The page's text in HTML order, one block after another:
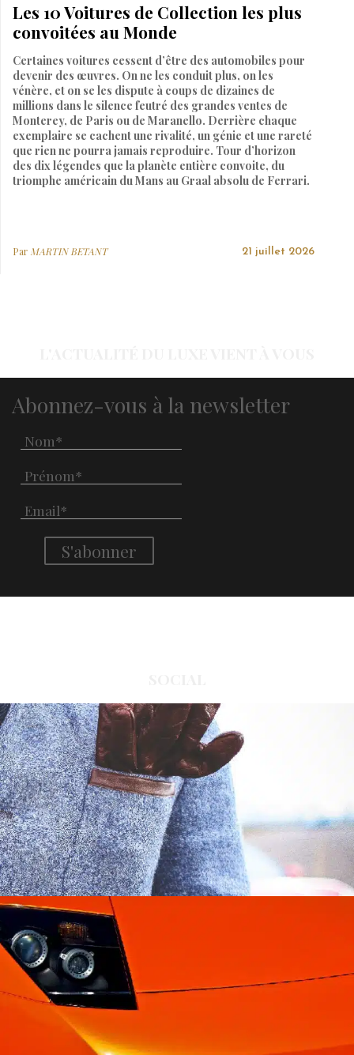
Les 10 Voitures de Collection les plus
convoitées au Monde
Certaines voitures cessent d’être des automobiles pour
devenir des œuvres. On ne les conduit plus, on les
vénère, et on se les dispute à coups de dizaines de
millions dans le silence feutré des grandes ventes de
Monterey, de Paris ou de Maranello. Derrière chaque
exemplaire se cachent une rivalité, un génie et une rareté
que rien ne pourra jamais reproduire. Tour d’horizon
des dix légendes que la planète entière convoite, du
triomphe américain du Mans au Graal absolu de Ferrari.
ParMARTIN BETANT 21 juillet 2026
Abonnez-vous à la newsletter